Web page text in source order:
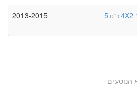
4X2
5
2013-2015